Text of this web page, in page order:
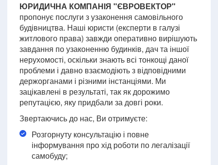
ЮРИДИЧНА КОМПАНІЯ "ЄВРОВЕКТОР"
пропонує послуги з узаконення самовільного
будівництва. Наші юристи (експерти в галузі
житлового права) завжди оперативно вирішують
завдання по узаконенню будинків, дач та іншої
нерухомості, оскільки знають всі тонкощі даної
проблеми і давно взаємодіють з відповідними
держорганами і різними інстанціями. Ми
зацікавлені в результаті, так як дорожимо
репутацією, яку придбали за довгі роки.
Звертаючись до нас, Ви отримуєте:
Розгорнуту консультацію і повне
інформування про хід роботи по легалізації
самобуду;